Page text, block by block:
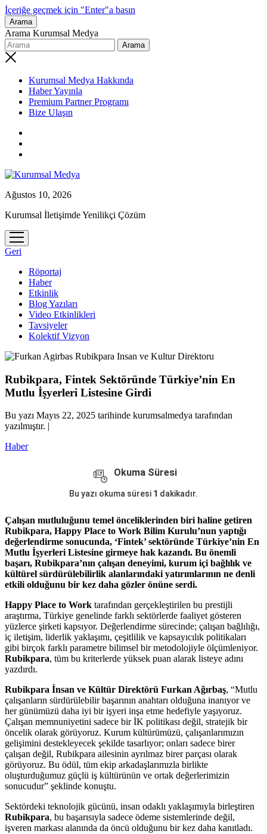
İçeriğe geçmek için "Enter"a basın
Arama
Arama Kurumsal Medya
Kurumsal Medya Hakkında
Haber Yayınla
Premium Partner Programı
Bize Ulaşın
Ağustos 10, 2026
Kurumsal İletişimde Yenilikçi Çözüm
menüyü
aç
Geri
Röportaj
Haber
Etkinlik
Blog Yazıları
Video Etkinlikleri
Tavsiyeler
Kolektif Vizyon
Rubikpara, Fintek Sektöründe Türkiye’nin En
Mutlu İşyerleri Listesine Girdi
Bu yazı Mayıs 22, 2025 tarihinde kurumsalmedya tarafından
yazılmıştır. |
Haber
Okuma Süresi
Bu yazı okuma süresi 1 dakikadır.
Çalışan mutluluğunu temel önceliklerinden biri haline getiren
Rubikpara, Happy Place to Work Bilim Kurulu’nun yaptığı
değerlendirme sonucunda, ‘Fintek’ sektöründe Türkiye’nin En
Mutlu İşyerleri Listesine girmeye hak kazandı. Bu önemli
başarı, Rubikpara’nın çalışan deneyimi, kurum içi bağlılık ve
kültürel sürdürülebilirlik alanlarındaki yatırımlarının ne denli
etkili olduğunu bir kez daha gözler önüne serdi.
Happy Place to Work tarafından gerçekleştirilen bu prestijli
araştırma, Türkiye genelinde farklı sektörlerde faaliyet gösteren
yüzlerce şirketi kapsıyor. Değerlendirme sürecinde; çalışan bağlılığı,
iç iletişim, liderlik yaklaşımı, çeşitlilik ve kapsayıcılık politikaları
gibi birçok farklı parametre bilimsel bir metodolojiyle ölçümleniyor.
Rubikpara, tüm bu kriterlerde yüksek puan alarak listeye adını
yazdırdı.
Rubikpara İnsan ve Kültür Direktörü Furkan Ağırbaş, “Mutlu
çalışanların sürdürülebilir başarının anahtarı olduğuna inanıyor ve
her günümüzü daha iyi bir işyeri inşa etme hedefiyle yaşıyoruz.
Çalışan memnuniyetini sadece bir İK politikası değil, stratejik bir
öncelik olarak görüyoruz. Kurum kültürümüzü, çalışanlarımızın
gelişimini destekleyecek şekilde tasarlıyor; onları sadece birer
çalışan değil, Rubikpara ailesinin ayrılmaz birer parçası olarak
görüyoruz. Bu ödül, tüm ekip arkadaşlarımızla birlikte
oluşturduğumuz güçlü iş kültürünün ve ortak değerlerimizin
sonucudur” şeklinde konuştu.
Sektördeki teknolojik gücünü, insan odaklı yaklaşımıyla birleştiren
Rubikpara, bu başarısıyla sadece ödeme sistemlerinde değil,
işveren markası alanında da öncü olduğunu bir kez daha kanıtladı.